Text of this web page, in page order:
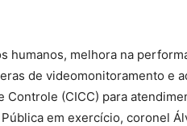
humanos, melhora na
de videomonitoramento e
(CICC) para
em exercício, coronel